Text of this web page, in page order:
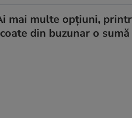
mai multe opțiuni,
din buzunar o